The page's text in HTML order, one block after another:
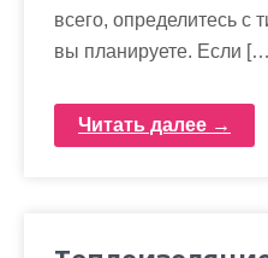
всего, определитесь с
вы планируете. Если
Читать далее →